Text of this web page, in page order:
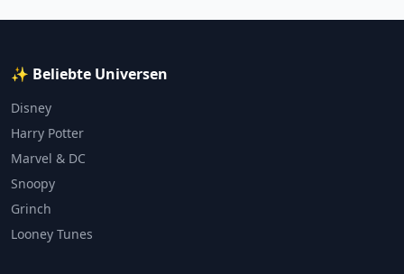
✨ Beliebte Universen
Disney
Harry Potter
Marvel & DC
Snoopy
Grinch
Looney Tunes